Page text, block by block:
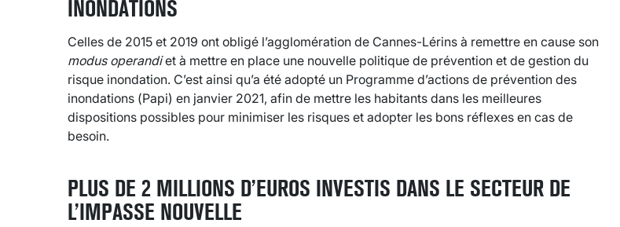
INONDATIONS
Celles de 2015 et 2019 ont obligé l’agglomération de Cannes-Lérins à remettre en cause son
modus operandiet à mettre en place une nouvelle politique de prévention et de gestion du
risque inondation. C’est ainsi qu’a été adopté un Programme d’actions de prévention des
inondations (Papi) en janvier 2021, afin de mettre les habitants dans les meilleures
dispositions possibles pour minimiser les risques et adopter les bons réflexes en cas de
besoin.
PLUS DE 2 MILLIONS D’EUROS INVESTIS DANS LE SECTEUR DE
L’IMPASSE NOUVELLE